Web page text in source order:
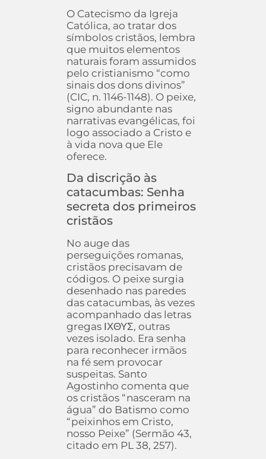
O Catecismo da Igreja
Católica, ao tratar dos
símbolos cristãos, lembra
que muitos elementos
naturais foram assumidos
pelo cristianismo “como
sinais dos dons divinos”
(CIC, n. 1146-1148). O peixe,
signo abundante nas
narrativas evangélicas, foi
logo associado a Cristo e
à vida nova que Ele
oferece.
Da discrição às
catacumbas: Senha
secreta dos primeiros
cristãos
No auge das
perseguições romanas,
cristãos precisavam de
códigos. O peixe surgia
desenhado nas paredes
das catacumbas, às vezes
acompanhado das letras
gregas ΙΧΘΥΣ, outras
vezes isolado. Era senha
para reconhecer irmãos
na fé sem provocar
suspeitas. Santo
Agostinho comenta que
os cristãos “nasceram na
água” do Batismo como
“peixinhos em Cristo,
nosso Peixe” (Sermão 43,
citado em PL 38, 257).